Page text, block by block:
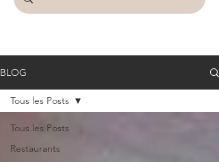
BLOG
Tous les Posts
Restaurants
Tous les Posts